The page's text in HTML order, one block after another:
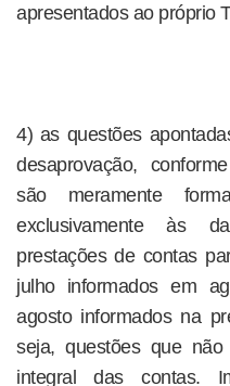
apresentados ao próprio
4) as questões
desaprovação,
são meramente
exclusivamente às
prestações de contas
julho informados em
agosto informados na
seja, questões que não
integral das contas.